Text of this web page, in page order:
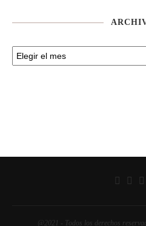
@2021 - Todos los derechos